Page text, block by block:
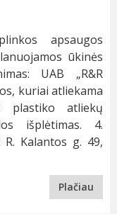
apsaugos
ūkinės
UAB „R&R
kuriai atliekama
plastiko atliekų
išplėtimas. 4.
Kalantos g. 49,
Plačiau